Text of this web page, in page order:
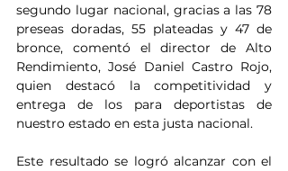
segundo lugar nacional, gracias a las 78
preseas doradas, 55 plateadas y 47 de
bronce, comentó el director de Alto
Rendimiento, José Daniel Castro Rojo,
quien destacó la competitividad y
entrega de los para deportistas de
nuestro estado en esta justa nacional.
Este resultado se logró alcanzar con el